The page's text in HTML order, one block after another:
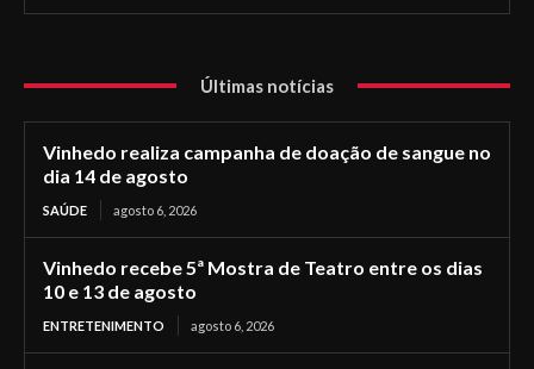
Últimas notícias
Vinhedo realiza campanha de doação de sangue no
dia 14 de agosto
SAÚDE agosto 6, 2026
Vinhedo recebe 5ª Mostra de Teatro entre os dias
10 e 13 de agosto
ENTRETENIMENTO agosto 6, 2026